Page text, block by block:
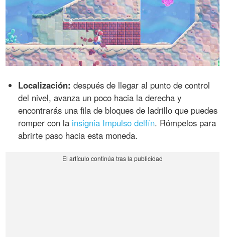
Localización: después de llegar al punto de control
del nivel, avanza un poco hacia la derecha y
encontrarás una fila de bloques de ladrillo que puedes
romper con la insignia Impulso delfín. Rómpelos para
abrirte paso hacia esta moneda.